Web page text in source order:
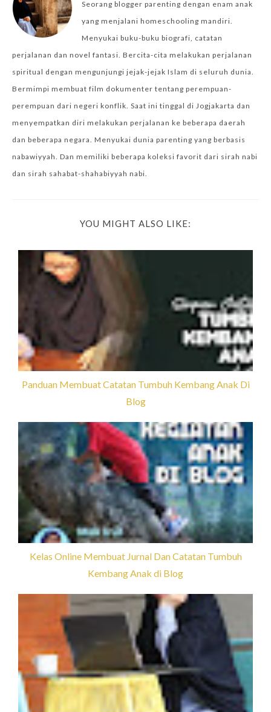
Seorang blogger parenting dengan enam anak
yang menjalani homeschooling mandiri.
Menyukai buku-buku biografi, catatan
perjalanan dan novel fantasi. Bercita-cita melakukan perjalanan
spiritual dengan mengunjungi jejak-jejak Islam di seluruh dunia.
Bermimpi membuat film dokumenter tentang perempuan-
perempuan dari negeri konflik. Saat ini tinggal di Jogjakarta dan
menyempatkan diri melakukan perjalanan ke beberapa daerah
dan beberapa negara. Menyukai dunia parenting yang berbasis
nabawiyyah. Dan memiliki beberapa koleksi favorit dari sirah nabi
dan sirah sahabat-shahabiyyah nabi.
YOU MIGHT ALSO LIKE:
Panduan Membuat Catatan Tumbuh Kembang Anak Di
Blog
Kelas Online Membuat Jurnal Dan Catatan Tumbuh
Kembang Anak di Blog